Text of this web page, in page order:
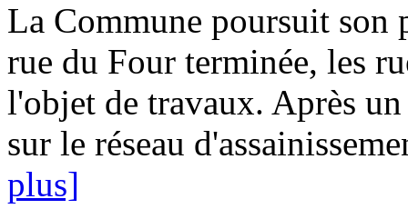
La Commune poursuit
rue du Four terminée, les
l'objet de travaux. Après un
sur le réseau
plus]